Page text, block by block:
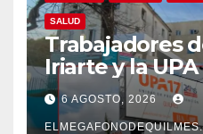
SALUD
Trabajadores
Iriarte y la
pase a planta
mejoras
6 AGOSTO, 2026